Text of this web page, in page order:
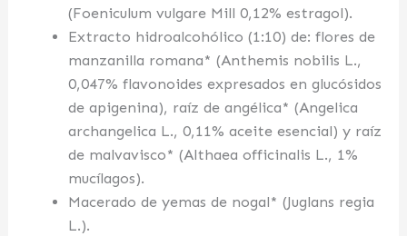
(Foeniculum vulgare Mill 0,12% estragol).
Extracto hidroalcohólico (1:10) de: flores de
manzanilla romana* (Anthemis nobilis L.,
0,047% flavonoides expresados en glucósidos
de apigenina), raíz de angélica* (Angelica
archangelica L., 0,11% aceite esencial) y raíz
de malvavisco* (Althaea officinalis L., 1%
mucílagos).
Macerado de yemas de nogal* (Juglans regia
L.).